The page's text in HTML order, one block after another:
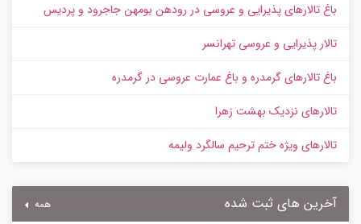
باغ تالارهای پذیرایی و عروسی در رودهن بومهن جاجرود و پردیس
تالار پذیرایی و عروسی تهرانسر
باغ تالارهای گرمدره و باغ عمارت عروسی در گرمدره
تالارهای نزدیک بهشت زهرا
تالارهای ویژه ختم ترحیم سالگرد ولیمه
آخرین های ثبت شده همه